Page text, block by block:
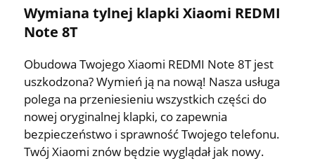
Wymiana tylnej klapki Xiaomi REDMI
Note 8T
Obudowa Twojego Xiaomi REDMI Note 8T jest
uszkodzona? Wymień ją na nową! Nasza usługa
polega na przeniesieniu wszystkich części do
nowej oryginalnej klapki, co zapewnia
bezpieczeństwo i sprawność Twojego telefonu.
Twój Xiaomi znów będzie wyglądał jak nowy.